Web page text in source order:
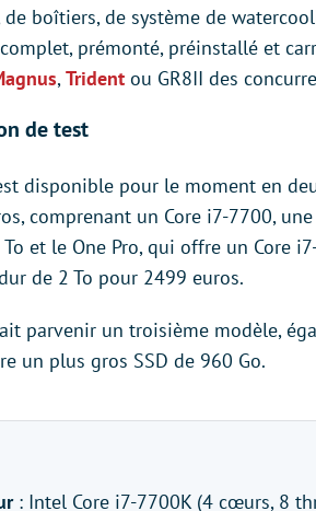
de boîtiers, de système de
prémonté, préinstallé et
,Trident ou GR8II des
de test
disponible pour le moment en
comprenant un Core i7-7700,
et le One Pro, qui offre un Core
de 2 To pour 2499 euros.
parvenir un troisième modèle,
un plus gros SSD de 960 Go.
: Intel Core i7-7700K (4 cœurs, 8